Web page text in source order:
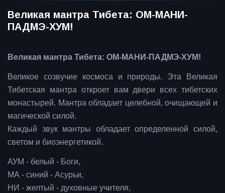
Великая мантра Тибета: ОМ-МАНИ-
ПАДМЭ-ХУМ!
Великая мантра Тибета: ОМ-МАНИ-ПАДМЭ-ХУМ!
Великое созвучие космоса и природы. Эта Великая
Тибетская мантра откроет вам двери всех тибетских
монастырей. Мантра обладает целебной, очищающей и
магической силой.
Каждый звук мантры обладает определенной силой,
светом и биоэнергетикой.
АУМ - белый - Боги,
МА - синий - Асурьи,
НИ - желтый - духовные учителя,